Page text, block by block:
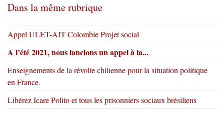
Dans la même rubrique
Appel ULET-AIT Colombie Projet social
A l’été 2021, nous lancions un appel à la...
Enseignements de la révolte chilienne pour la situation politique
en France.
Libérez Icare Polito et tous les prisonniers sociaux brésiliens